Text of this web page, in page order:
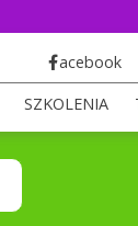
acebook
SZKOLENIA